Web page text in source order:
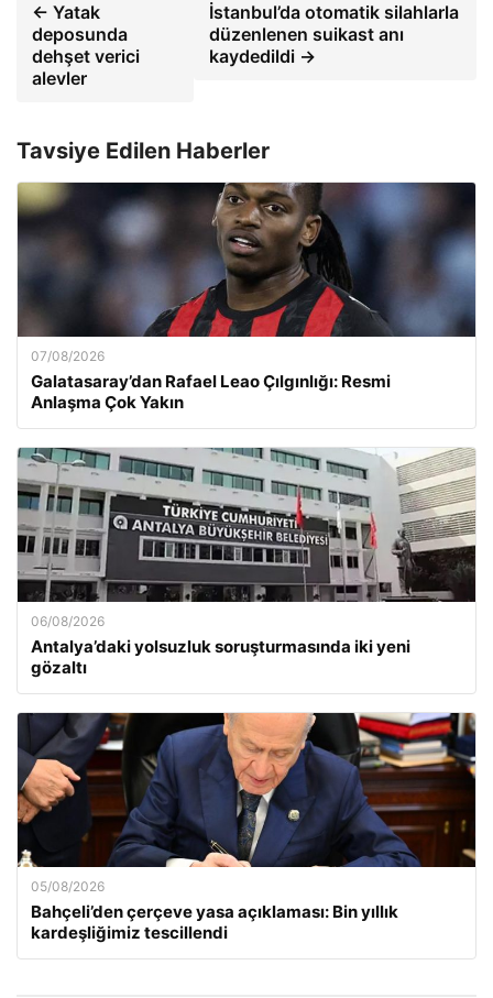
← Yatak
deposunda
dehşet verici
alevler
İstanbul’da otomatik silahlarla
düzenlenen suikast anı
kaydedildi →
Tavsiye Edilen Haberler
07/08/2026
Galatasaray’dan Rafael Leao Çılgınlığı: Resmi
Anlaşma Çok Yakın
06/08/2026
Antalya’daki yolsuzluk soruşturmasında iki yeni
gözaltı
05/08/2026
Bahçeli’den çerçeve yasa açıklaması: Bin yıllık
kardeşliğimiz tescillendi